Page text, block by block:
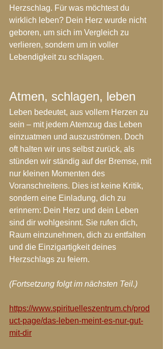
Herzschlag. Für was möchtest du
wirklich leben? Dein Herz wurde nicht
geboren, um sich im Vergleich zu
verlieren, sondern um in voller
Lebendigkeit zu schlagen.
Atmen, schlagen, leben
Leben bedeutet, aus vollem Herzen zu
sein – mit jedem Atemzug das Leben
einzuatmen und auszuströmen. Doch
oft halten wir uns selbst zurück, als
stünden wir ständig auf der Bremse, mit
nur kleinen Momenten des
Voranschreitens. Dies ist keine Kritik,
sondern eine Einladung, dich zu
erinnern: Dein Herz und dein Leben
sind dir wohlgesinnt. Sie rufen dich,
Raum einzunehmen, dich zu entfalten
und die Einzigartigkeit deines
Herzschlags zu feiern.
(Fortsetzung folgt im nächsten Teil.)
https://www.spirituelleszentrum.ch/prod
uct-page/das-leben-meint-es-nur-gut-
mit-dir